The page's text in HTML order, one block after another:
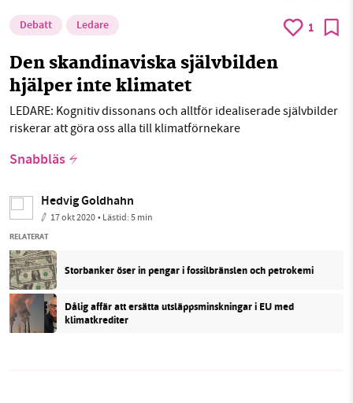
Debatt Ledare 1
Den skandinaviska självbilden
hjälper inte klimatet
LEDARE: Kognitiv dissonans och alltför idealiserade självbilder
riskerar att göra oss alla till klimatförnekare
Snabbläs
Hedvig Goldhahn
17 okt 2020• Lästid:5 min
RELATERAT
Storbanker öser in pengar i fossilbränslen och petrokemi
Dålig affär att ersätta utsläppsminskningar i EU med
klimatkrediter